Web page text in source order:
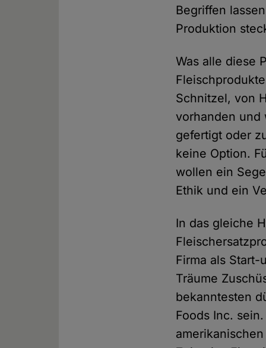
Begriffen
Produktion
Was alle diese
Schnitzel, von
vorhanden und
gefertigt oder
keine Option.
wollen ein
Ethik und ein
In das gleiche
Firma als
Träume
bekanntesten
Foods Inc.